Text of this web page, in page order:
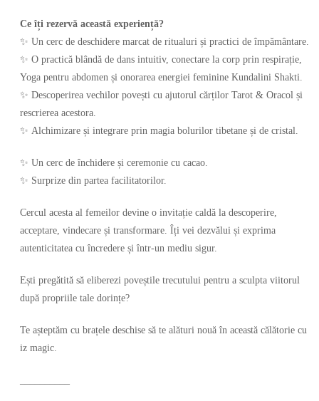
Ce îți rezervă această experiență?
✨ Un cerc de deschidere marcat de ritualuri și practici de împământare.
✨ O practică blândă de dans intuitiv, conectare la corp prin respirație,
Yoga pentru abdomen și onorarea energiei feminine Kundalini Shakti.
✨ Descoperirea vechilor povești cu ajutorul cărților Tarot & Oracol și
rescrierea acestora.
✨ Alchimizare și integrare prin magia bolurilor tibetane și de cristal.
✨ Un cerc de închidere și ceremonie cu cacao.
✨ Surprize din partea facilitatorilor.
Cercul acesta al femeilor devine o invitație caldă la descoperire,
acceptare, vindecare și transformare. Îți vei dezvălui și exprima
autenticitatea cu încredere și într-un mediu sigur.
Ești pregătită să eliberezi poveștile trecutului pentru a sculpta viitorul
după propriile tale dorințe?
Te așteptăm cu brațele deschise să te alături nouă în această călătorie cu
iz magic.